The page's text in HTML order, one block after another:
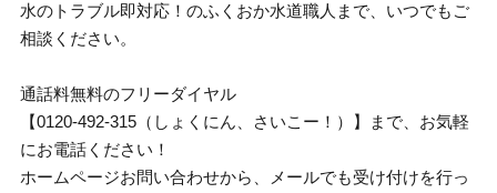
水のトラブル即対応！のふくおか水道職人まで、いつでもご
相談ください。
通話料無料のフリーダイヤル
【0120-492-315（しょくにん、さいこー！）】まで、お気軽
にお電話ください！
ホームページお問い合わせから、メールでも受け付けを行っ